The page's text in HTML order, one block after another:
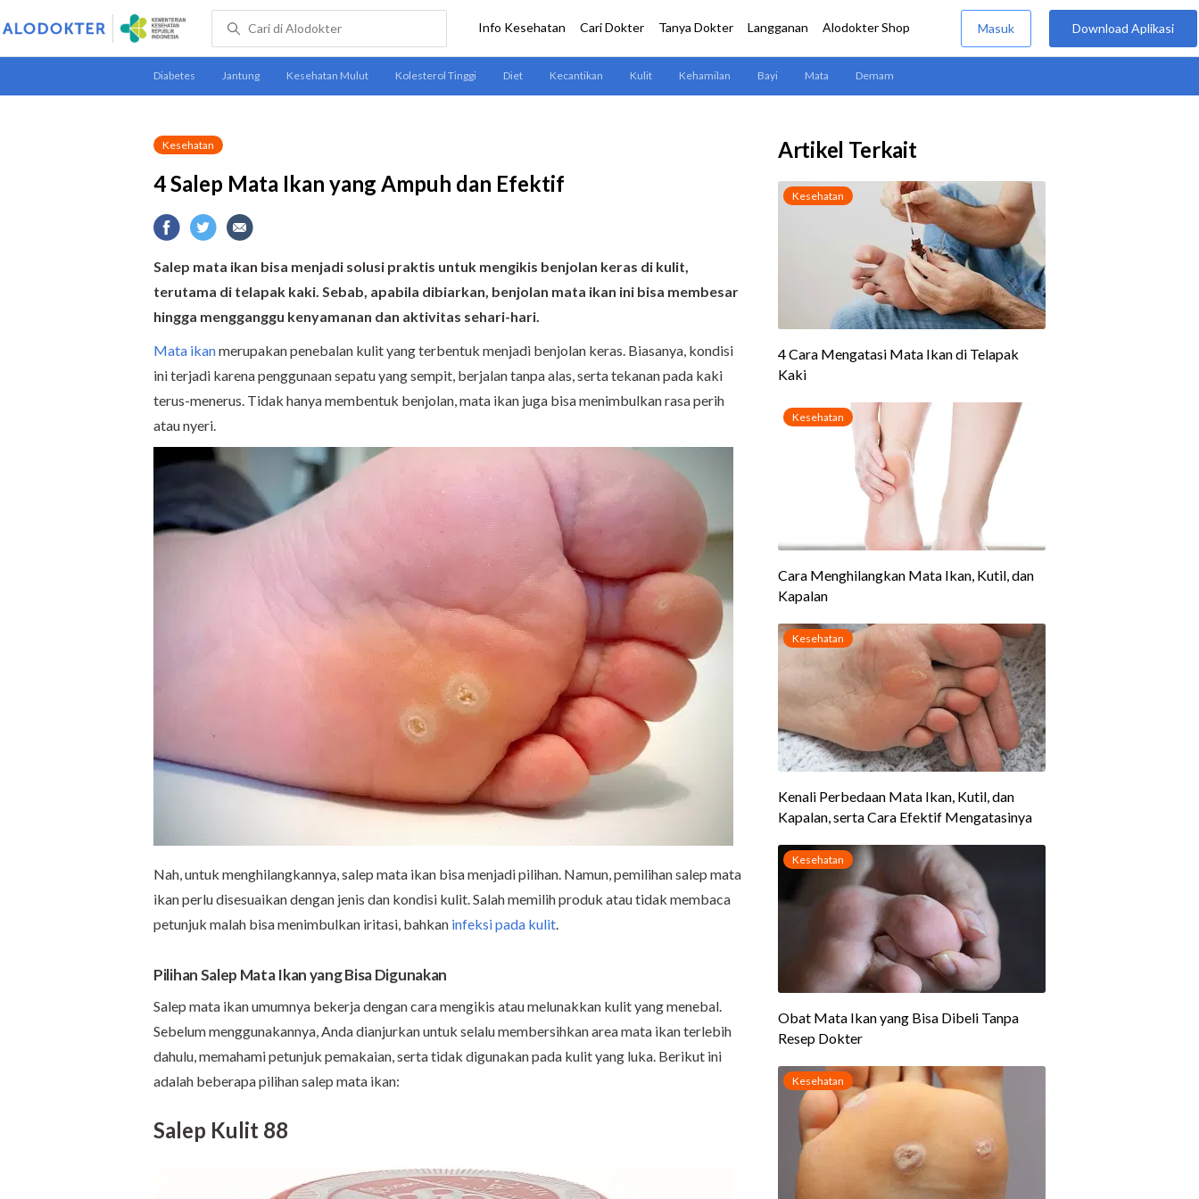
Kesehatan
4 Salep Mata Ikan yang Ampuh dan Efektif
Salep mata ikan bisa menjadi solusi praktis untuk mengikis benjolan keras di kulit,
terutama di telapak kaki. Sebab, apabila dibiarkan, benjolan mata ikan ini bisa membesar
hingga mengganggu kenyamanan dan aktivitas sehari-hari.
Mata ikanmerupakan penebalan kulit yang terbentuk menjadi benjolan keras. Biasanya, kondisi
ini terjadi karena penggunaan sepatu yang sempit, berjalan tanpa alas, serta tekanan pada kaki
terus-menerus. Tidak hanya membentuk benjolan, mata ikan juga bisa menimbulkan rasa perih
atau nyeri.
Nah, untuk menghilangkannya, salep mata ikan bisa menjadi pilihan. Namun, pemilihan salep mata
ikan perlu disesuaikan dengan jenis dan kondisi kulit. Salah memilih produk atau tidak membaca
petunjuk malah bisa menimbulkan iritasi, bahkan infeksi pada kulit.
Pilihan Salep Mata Ikan yang Bisa Digunakan
Salep mata ikan umumnya bekerja dengan cara mengikis atau melunakkan kulit yang menebal.
Sebelum menggunakannya, Anda dianjurkan untuk selalu membersihkan area mata ikan terlebih
dahulu, memahami petunjuk pemakaian, serta tidak digunakan pada kulit yang luka. Berikut ini
adalah beberapa pilihan salep mata ikan:
Salep Kulit 88
Artikel Terkait